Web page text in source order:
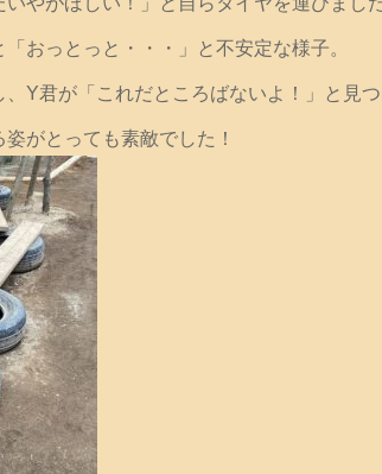
おっとっと・・・」と不安定な様子。
Y君が「これだところばないよ！」と見
がとっても素敵でした！